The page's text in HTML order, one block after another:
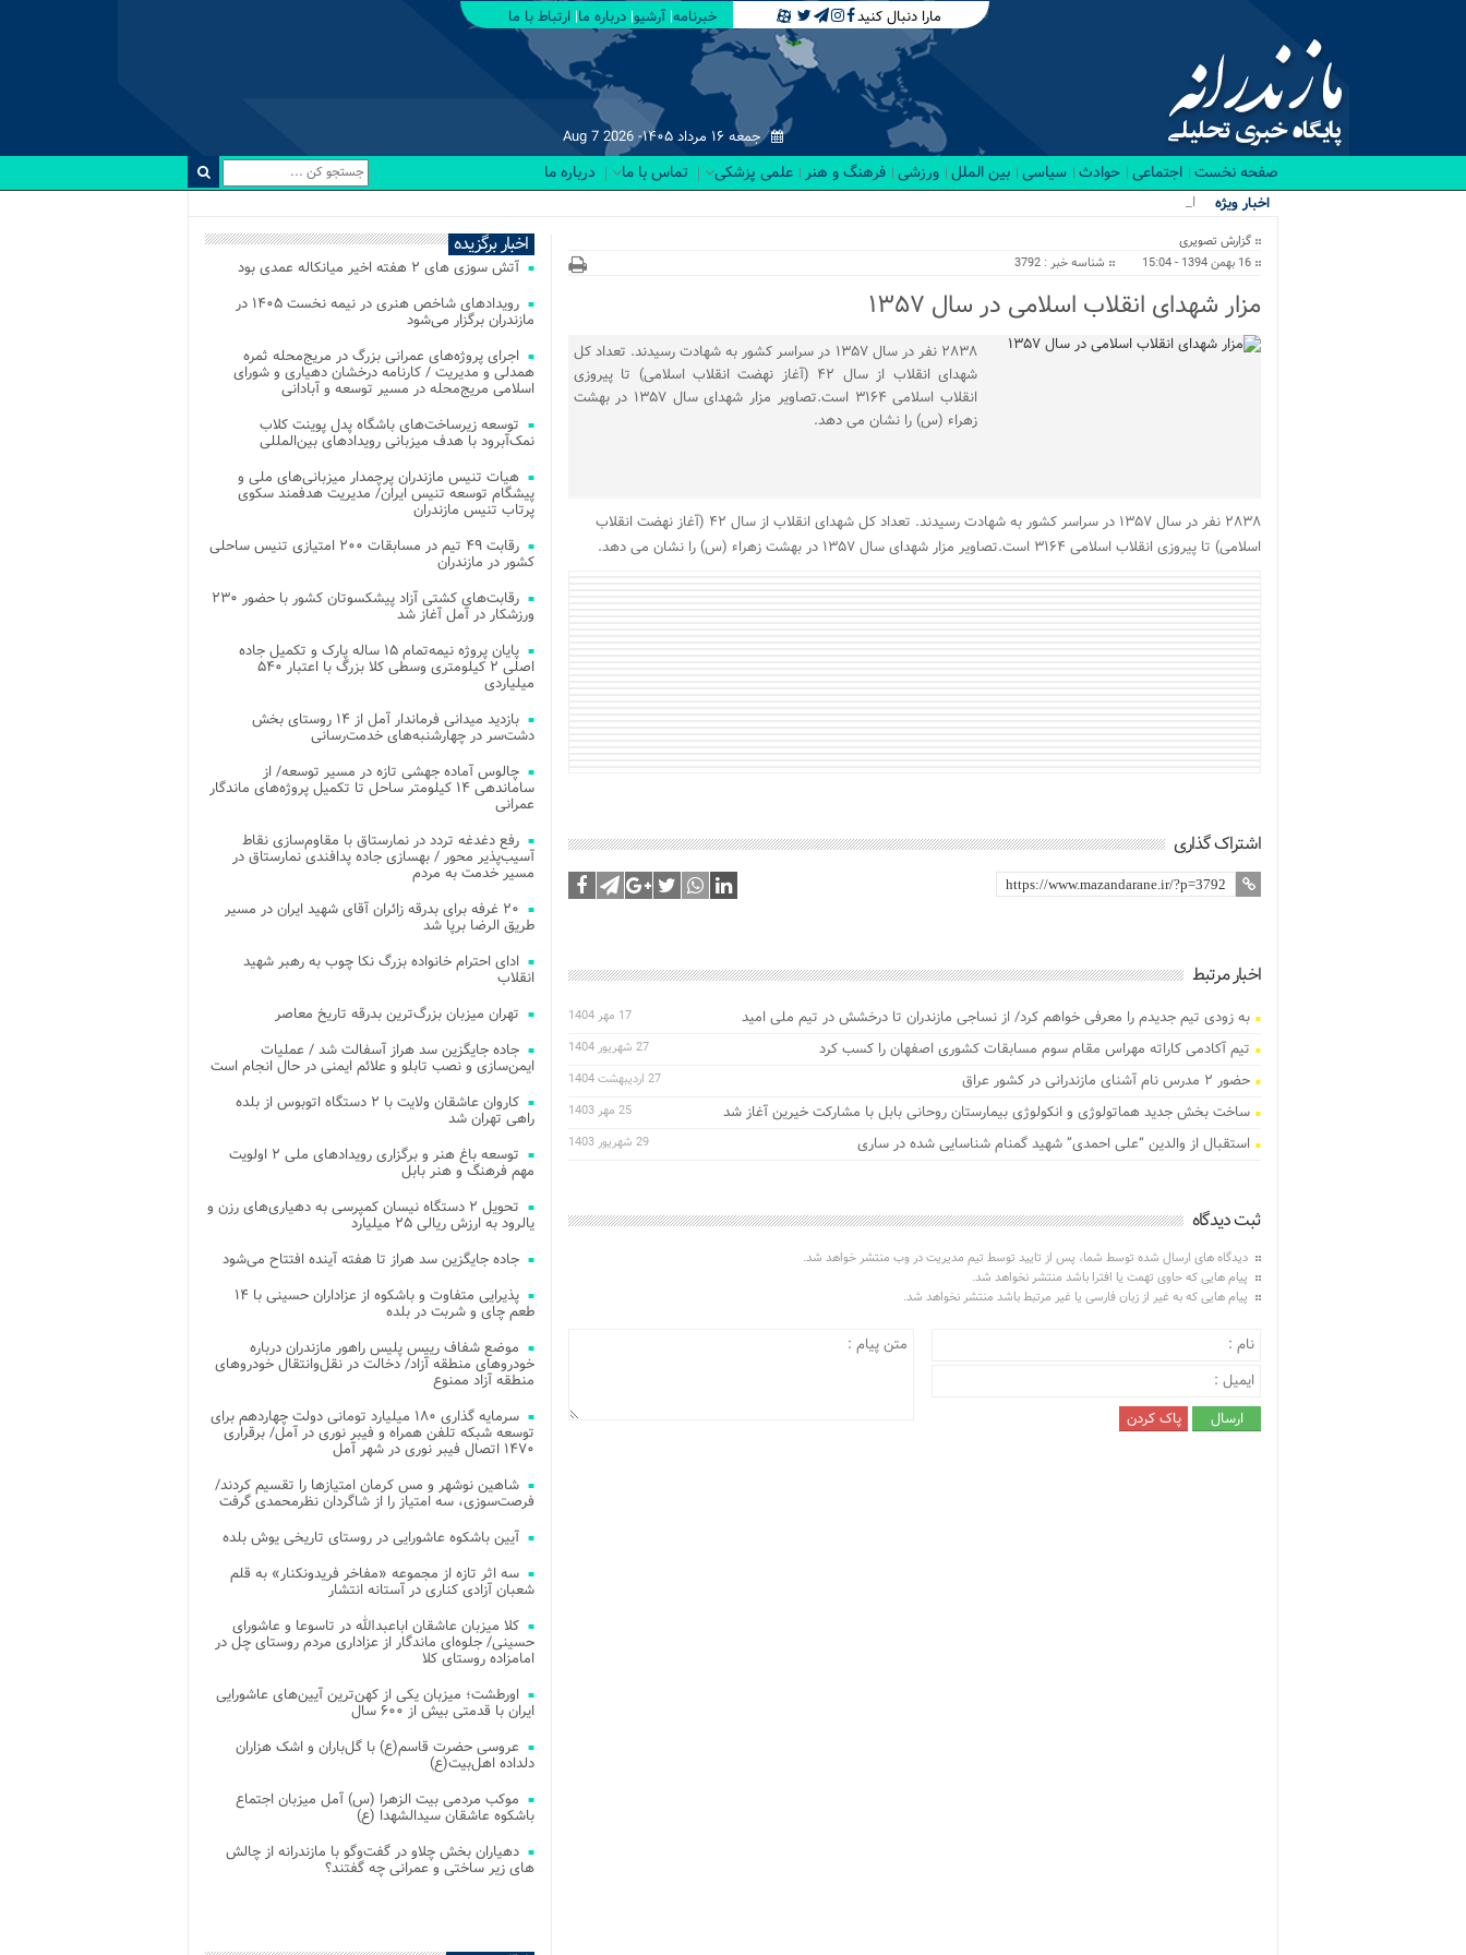
مارا دنبال کنید خبرنامه آرشیو درباره ما ارتباط با ما
جمعه ۱۶ مرداد ۱۴۰۵- Aug 7 2026
صفحه نخست اجتماعی حوادث سیاسی بین الملل ورزشی فرهنگ و هنر علمی پزشکی تماس با ما درباره ما
اخبار ویژه اجرای پرو_
گزارش تصویری
16 بهمن 1394 - 15:04
شناسه خبر : 3792
مزار شهدای انقلاب اسلامی در سال ۱۳۵۷
۲۸۳۸ نفر در سال ۱۳۵۷ در سراسر کشور به شهادت رسیدند. تعداد کل
شهدای انقلاب از سال ۴۲ (آغاز نهضت انقلاب اسلامی) تا پیروزی
انقلاب اسلامی ۳۱۶۴ است.تصاویر مزار شهدای سال ۱۳۵۷ در بهشت
زهراء (س) را نشان می دهد.
۲۸۳۸ نفر در سال ۱۳۵۷ در سراسر کشور به شهادت رسیدند. تعداد کل شهدای انقلاب از سال ۴۲ (آغاز نهضت انقلاب
اسلامی) تا پیروزی انقلاب اسلامی ۳۱۶۴ است.تصاویر مزار شهدای سال ۱۳۵۷ در بهشت زهراء (س) را نشان می دهد.
اشتراک گذاری
اخبار مرتبط
به زودی تیم جدیدم را معرفی خواهم کرد/ از نساجی مازندران تا درخشش در تیم ملی امید 17 مهر 1404
تیم آکادمی کاراته مهراس مقام سوم مسابقات کشوری اصفهان را کسب کرد 27 شهریور 1404
حضور ۲ مدرس نام آشنای مازندرانی در کشور عراق 27 اردیبهشت 1404
ساخت بخش جدید هماتولوژی و انکولوژی بیمارستان روحانی بابل با مشارکت خیرین آغاز شد 25 مهر 1403
استقبال از والدین “علی احمدی” شهید گمنام شناسایی شده در ساری 29 شهریور 1403
ثبت دیدگاه
دیدگاه های ارسال شده توسط شما، پس از تایید توسط تیم مدیریت در وب منتشر خواهد شد.
پیام هایی که حاوی تهمت یا افترا باشد منتشر نخواهد شد.
پیام هایی که به غیر از زبان فارسی یا غیر مرتبط باشد منتشر نخواهد شد.
اخبار برگزیده
آتش‌ سوزی‌ های ۲ هفته اخیر میانکاله عمدی بود
رویدادهای شاخص هنری در نیمه نخست ۱۴۰۵ در
مازندران برگزار می‌شود
اجرای پروژه‌های عمرانی بزرگ در مریج‌محله ثمره
همدلی و مدیریت / کارنامه درخشان دهیاری و شورای
اسلامی مریج‌محله در مسیر توسعه و آبادانی
توسعه زیرساخت‌های باشگاه پدل پوینت کلاب
نمک‌آبرود با هدف میزبانی رویدادهای بین‌المللی
هیات تنیس مازندران پرچمدار میزبانی‌های ملی و
پیشگام توسعه تنیس ایران/ مدیریت هدفمند سکوی
پرتاب تنیس مازندران
رقابت ۴۹ تیم در مسابقات ۲۰۰ امتیازی تنیس ساحلی
کشور در مازندران
رقابت‌های کشتی آزاد پیشکسوتان کشور با حضور ۲۳۰
ورزشکار در آمل آغاز شد
پایان پروژه نیمه‌تمام ۱۵ ساله پارک و تکمیل جاده
اصلی ۲ کیلومتری وسطی کلا بزرگ با اعتبار ۵۴۰
میلیاردی
بازدید میدانی فرماندار آمل از ۱۴ روستای بخش
دشت‌سر در چهارشنبه‌های خدمت‌رسانی
چالوس آماده جهشی تازه در مسیر توسعه/ از
ساماندهی ۱۴ کیلومتر ساحل تا تکمیل پروژه‌های ماندگار
عمرانی
رفع دغدغه تردد در نمارستاق با مقاوم‌سازی نقاط
آسیب‌پذیر محور / بهسازی جاده پدافندی نمارستاق در
مسیر خدمت به مردم
۲۰ غرفه برای بدرقه زائران آقای شهید ایران در مسیر
طریق الرضا برپا شد
ادای احترام خانواده بزرگ نکا چوب به رهبر شهید
انقلاب
تهران میزبان بزرگ‌ترین بدرقه تاریخ معاصر
جاده جایگزین سد هراز آسفالت شد / عملیات
ایمن‌سازی و نصب تابلو و علائم ایمنی در حال انجام است
کاروان عاشقان ولایت با ۲ دستگاه اتوبوس از بلده
راهی تهران شد
توسعه باغ هنر و برگزاری رویدادهای ملی ۲ اولویت
مهم فرهنگ و هنر بابل
تحویل ۲ دستگاه نیسان کمپرسی به دهیاری‌های رزن و
یالرود به ارزش ریالی ۲۵ میلیارد
جاده جایگزین سد هراز تا هفته آینده افتتاح می‌شود
پذیرایی متفاوت و باشکوه از عزاداران حسینی با ۱۴
طعم چای و شربت در بلده
موضع شفاف رییس پلیس راهور مازندران درباره
خودروهای منطقه آزاد/ دخالت در نقل‌وانتقال خودروهای
منطقه آزاد ممنوع
سرمایه گذاری ۱۸۰ میلیارد تومانی دولت چهاردهم برای
توسعه شبکه تلفن همراه و فیبر نوری در آمل/ برقراری
۱۴۷۰ اتصال فیبر نوری در شهر آمل
شاهین نوشهر و مس کرمان امتیازها را تقسیم کردند/
فرصت‌سوزی، سه امتیاز را از شاگردان نظرمحمدی گرفت
آیین باشکوه عاشورایی در روستای تاریخی یوش بلده
سه اثر تازه از مجموعه «مفاخر فریدونکنار» به قلم
شعبان آزادی کناری در آستانه انتشار
کلا میزبان عاشقان اباعبدالله در تاسوعا و عاشورای
حسینی/ جلوه‌ای ماندگار از عزاداری مردم روستای چل در
امامزاده روستای کلا
اورطشت؛ میزبان یکی از کهن‌ترین آیین‌های عاشورایی
ایران با قدمتی بیش از ۶۰۰ سال
عروسی حضرت قاسم(ع) با گل‌باران و اشک هزاران
دلداده اهل‌بیت(ع)
موکب مردمی بیت‌ الزهرا (س) آمل میزبان اجتماع
باشکوه عاشقان سیدالشهدا (ع)
دهیاران بخش چلاو در گفت‌وگو با مازندرانه از چالش
های زیر ساختی و عمرانی چه گفتند؟